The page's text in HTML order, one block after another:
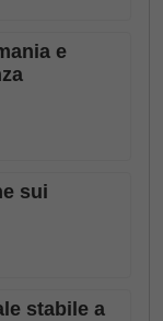
e
sui
stabile a